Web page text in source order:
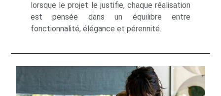
lorsque le projet le justifie, chaque réalisation
est pensée dans un équilibre entre
fonctionnalité, élégance et pérennité.